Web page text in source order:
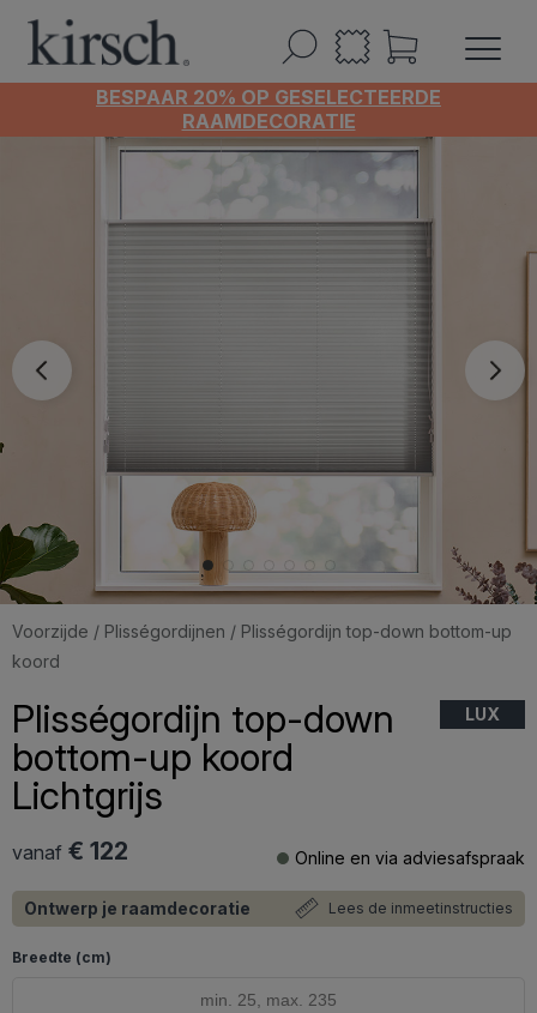
BESPAAR 20% OP GESELECTEERDE
RAAMDECORATIE
Voorzijde / Plisségordijnen / Plisségordijn top-down bottom-up
koord
Plisségordijn top-down
bottom-up koord
Lichtgrijs
LUX
vanaf € 122 Online en via adviesafspraak
Ontwerp je raamdecoratie Lees de inmeetinstructies
Breedte (cm)